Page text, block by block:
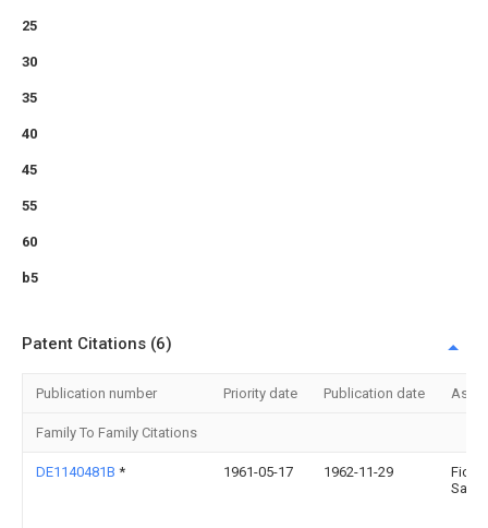
25
30
35
40
45
55
60
b5
Patent Citations (6)
Publication number Priority date Publication date
Family To Family Citations
DE1140481B * 1961-05-17 1962-11-29